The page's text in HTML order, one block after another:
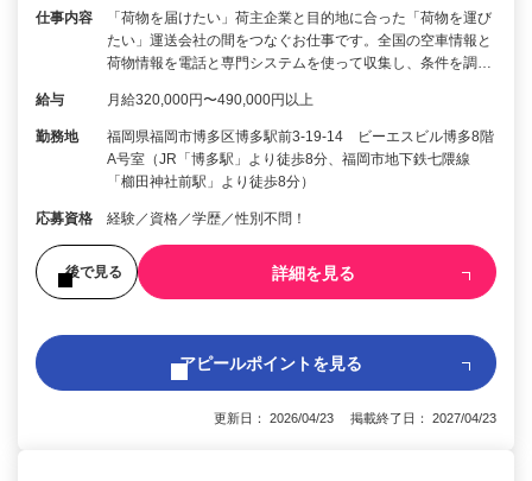
仕事内容
「荷物を届けたい」荷主企業と目的地に合った「荷物を運び
たい」運送会社の間をつなぐお仕事です。全国の空車情報と
荷物情報を電話と専門システムを使って収集し、条件を調…
給与 月給320,000円〜490,000円以上
勤務地
福岡県福岡市博多区博多駅前3-19-14 ビーエスビル博多8階
A号室（JR「博多駅」より徒歩8分、福岡市地下鉄七隈線
「櫛田神社前駅」より徒歩8分）
応募資格 経験／資格／学歴／性別不問！
後で見る 詳細を見る
アピールポイントを見る
更新日： 2026/04/23 掲載終了日： 2027/04/23